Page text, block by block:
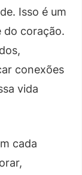
Isso é um
do coração.
conexões
vida
cada